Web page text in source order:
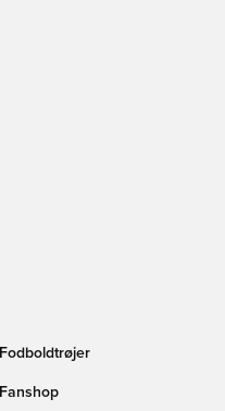
Fodboldtrøjer
Fanshop